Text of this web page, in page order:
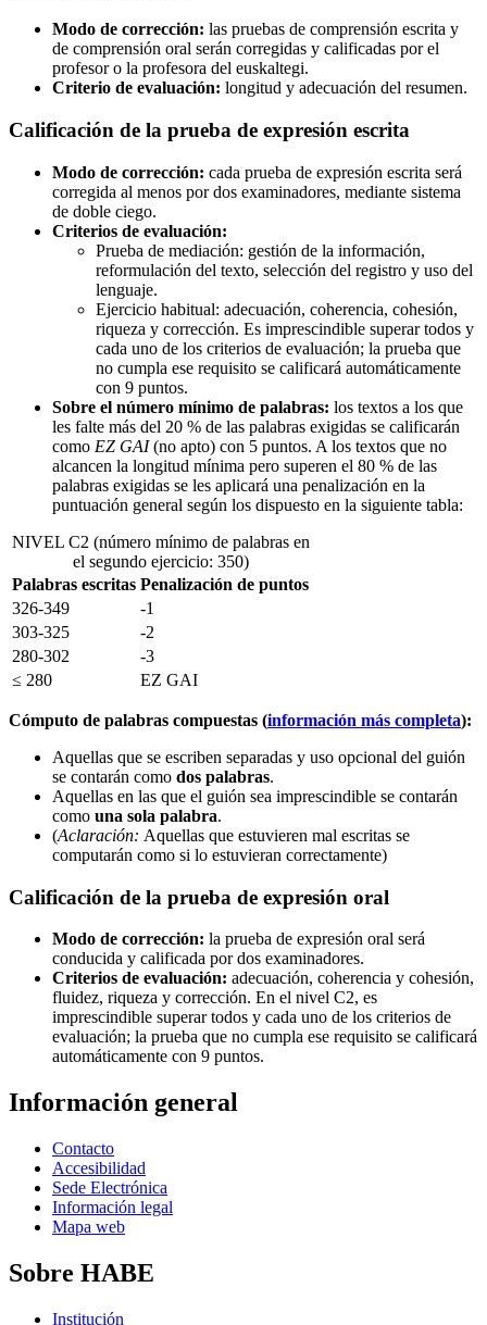
Modo de corrección: las pruebas de comprensión escrita y
de comprensión oral serán corregidas y calificadas por el
profesor o la profesora del euskaltegi.
Criterio de evaluación: longitud y adecuación del resumen.
Calificación de la prueba de expresión escrita
Modo de corrección: cada prueba de expresión escrita será
corregida al menos por dos examinadores, mediante sistema
de doble ciego.
Criterios de evaluación:
Prueba de mediación: gestión de la información,
reformulación del texto, selección del registro y uso del
lenguaje.
Ejercicio habitual: adecuación, coherencia, cohesión,
riqueza y corrección. Es imprescindible superar todos y
cada uno de los criterios de evaluación; la prueba que
no cumpla ese requisito se calificará automáticamente
con 9 puntos.
Sobre el número mínimo de palabras: los textos a los que
les falte más del 20 % de las palabras exigidas se calificarán
como EZ GAI(no apto) con 5 puntos. A los textos que no
alcancen la longitud mínima pero superen el 80 % de las
palabras exigidas se les aplicará una penalización en la
puntuación general según los dispuesto en la siguiente tabla:
NIVEL C2 (número mínimo de palabras en
el segundo ejercicio: 350)
Palabras escritas Penalización de puntos
326-349
-1
303-325
-2
280-302
-3
≤ 280
EZ GAI
Cómputo de palabras compuestas (información más completa):
Aquellas que se escriben separadas y uso opcional del guión
se contarán como dos palabras.
Aquellas en las que el guión sea imprescindible se contarán
como una sola palabra.
(Aclaración: Aquellas que estuvieren mal escritas se
computarán como si lo estuvieran correctamente)
Calificación de la prueba de expresión oral
Modo de corrección: la prueba de expresión oral será
conducida y calificada por dos examinadores.
Criterios de evaluación: adecuación, coherencia y cohesión,
fluidez, riqueza y corrección. En el nivel C2, es
imprescindible superar todos y cada uno de los criterios de
evaluación; la prueba que no cumpla ese requisito se calificará
automáticamente con 9 puntos.
Información general
Contacto
Accesibilidad
Sede Electrónica
Información legal
Mapa web
Sobre HABE
Institución